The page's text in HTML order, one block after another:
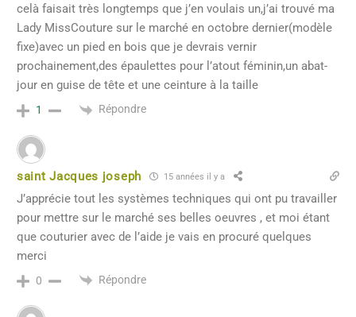
celà faisait très longtemps que j’en voulais un,j’ai trouvé ma
Lady MissCouture sur le marché en octobre dernier(modèle
fixe)avec un pied en bois que je devrais vernir
prochainement,des épaulettes pour l’atout féminin,un abat-
jour en guise de tête et une ceinture à la taille
1 Répondre
saint Jacques joseph 15 années il y a
J’apprécie tout les systèmes techniques qui ont pu travailler
pour mettre sur le marché ses belles oeuvres , et moi étant
que couturier avec de l’aide je vais en procuré quelques
merci
0 Répondre